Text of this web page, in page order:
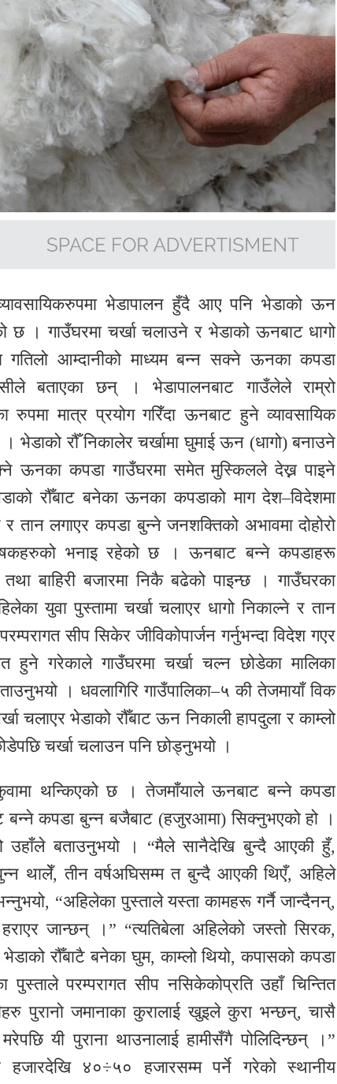
व्यावसायिकरुपमा भेडापालन हुँदै आए पनि भेडाको ऊन
। गाउँघरमा चर्खा चलाउने र भेडाको ऊनबाट धागो
आम्दानीको माध्यम बन्न सक्ने ऊनका कपडा
बताएका छन् । भेडापालनबाट गाउँलेले राम्रो
मात्र प्रयोग गरिँदा ऊनबाट हुने व्यावसायिक
रौँ निकालेर चर्खामा घुमाई ऊन (धागो) बनाउने
ऊनका कपडा गाउँघरमा समेत मुस्किलले देख्न पाइने
रौँबाट बनेका ऊनका कपडाको माग देश–विदेशमा
तान लगाएर कपडा बुन्ने जनशक्तिको अभावमा दोहोरो
भनाइ रहेको छ । ऊनबाट बन्ने कपडाहरू
बाहिरी बजारमा निकै बढेको पाइन्छ । गाउँघरका
युवा पुस्तामा चर्खा चलाएर धागो निकाल्ने र तान
सीप सिकेर जीविकोपार्जन गर्नुभन्दा विदेश गएर
हुने गरेकाले गाउँघरमा चर्खा चल्न छोडेका मालिका
। धवलागिरि गाउँपालिका–५ की तेजमायाँ विक
चलाएर भेडाको रौँबाट ऊन निकाली हापदुला र काम्लो
चर्खा चलाउन पनि छोड्नुभयो ।
थन्किएको छ । तेजमाँयाले ऊनबाट बन्ने कपडा
कपडा बुन्न बजैबाट (हजुरआमा) सिक्नुभएको हो ।
उहाँले बताउनुभयो । “मैले सानैदेखि बुन्दै आएकी हुँ,
थालेँ, तीन वर्षअघिसम्म त बुन्दै आएकी थिएँ, अहिले
“अहिलेका पुस्ताले यस्ता कामहरू गर्नै जान्दैनन्,
जान्छन् ।” “त्यतिबेला अहिलेको जस्तो सिरक,
रौँबाटै बनेका घुम, काम्लो थियो, कपासको कपडा
परम्परागत सीप नसिकेकोप्रति उहाँ चिन्तित
पुरानो जमानाका कुरालाई खुइले कुरा भन्छन्, चासै
यी पुराना थाउनालाई हामीसँगै पोलिदिन्छन् ।”
४०÷५० हजारसम्म पर्ने गरेको स्थानीय